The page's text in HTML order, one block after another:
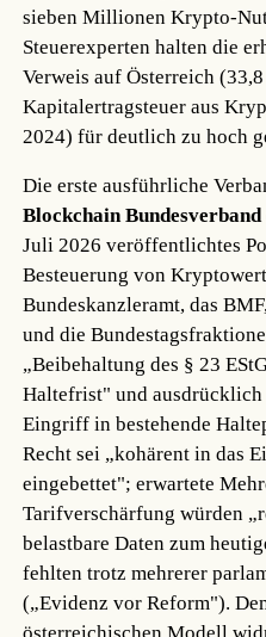
sieben Millionen Krypto-
Steuerexperten halten die
Verweis auf Österreich
Kapitalertragsteuer aus
2024) für deutlich zu hoch
Die erste ausführliche
Blockchain
Juli 2026 veröffentlichtes
Besteuerung von
Bundeskanzleramt, das
und die
„Beibehaltung des § 23
Haltefrist" und
Eingriff in bestehende
Recht sei „kohärent in das
eingebettet"; erwartete
Tarifverschärfung würden
belastbare Daten zum
fehlten trotz mehrerer
(„Evidenz vor Reform").